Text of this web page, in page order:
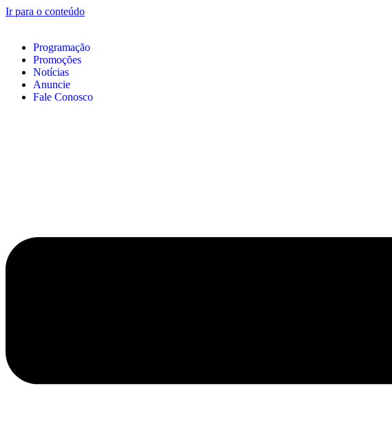
Ir para o conteúdo
Programação
Promoções
Notícias
Anuncie
Fale Conosco